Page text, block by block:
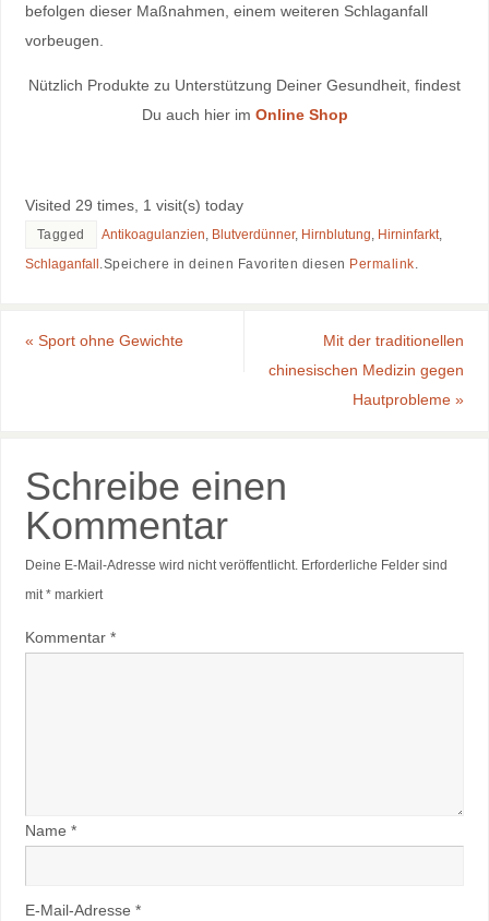
befolgen dieser Maßnahmen, einem weiteren Schlaganfall
vorbeugen.
Nützlich Produkte zu Unterstützung Deiner Gesundheit, findest
Du auch hier im Online Shop
Visited 29 times, 1 visit(s) today
Tagged Antikoagulanzien, Blutverdünner, Hirnblutung, Hirninfarkt,
Schlaganfall .Speichere in deinen Favoriten diesen Permalink.
« Sport ohne Gewichte
Mit der traditionellen
chinesischen Medizin gegen
Hautprobleme»
Schreibe einen
Kommentar
Deine E-Mail-Adresse wird nicht veröffentlicht. Erforderliche Felder sind
mit*markiert
Kommentar *
Name *
E-Mail-Adresse *